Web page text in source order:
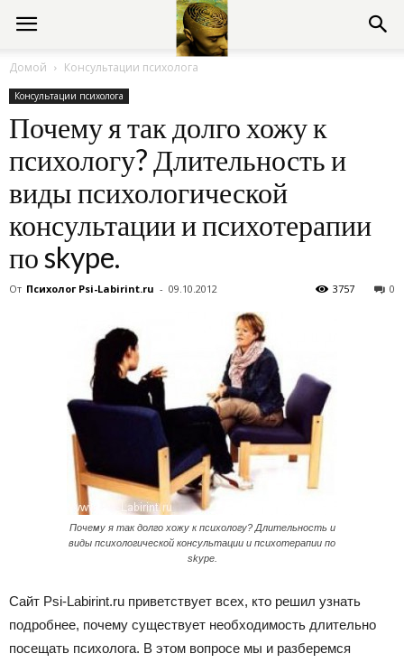
Консультации
психолога
Домой Консультации психолога
Консультации психолога
Почему я так долго хожу к
психологу? Длительность и
виды психологической
консультации и психотерапии
по skype.
От Психолог Psi-Labirint.ru - 09.10.2012 0
3757
Почему я так долго хожу к психологу? Длительность и
виды психологической консультации и психотерапии по
skype.
Сайт Psi-Labirint.ru приветствует всех, кто решил узнать
подробнее, почему существует необходимость длительно
посещать психолога. В этом вопросе мы и разберемся